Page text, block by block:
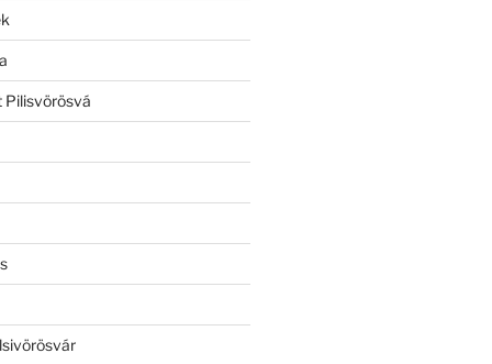
Pilisvörösvá